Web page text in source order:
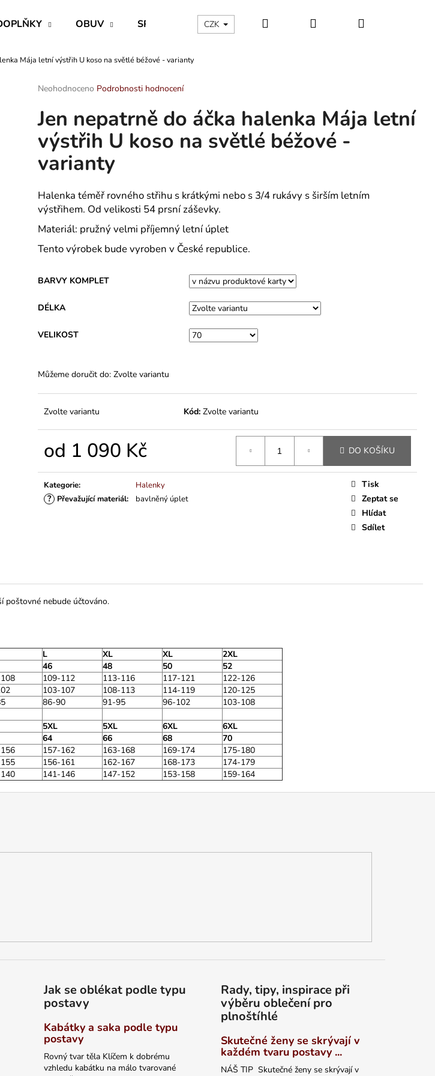
OBUV SPECIÁLNÍ KATEGORIE Kontakty - máte nějaký dotaz?
CZK Hledat PřihlášeníNákupní
Mája letní výstřih U koso na světlé béžové - varianty
Průměrné
produktu
je
z
hvězdiček.
Neohodnoceno Podrobnosti hodnocení
Jen nepatrně do áčka halenka Mája letní
výstřih U koso na světlé béžové -
varianty
Halenka téměř rovného střihu s krátkými nebo s 3/4 rukávy s širším letním
výstřihem. Od velikosti 54 prsní záševky.
Materiál: pružný velmi příjemný letní úplet
Tento výrobek bude vyroben v České republice.
BARVY KOMPLET
DÉLKA
VELIKOST
Můžeme doručit do: Zvolte variantu
Zvolte variantu Kód: Zvolte variantu
od 1 090 Kč DO KOŠÍKU
Kategorie: Halenky
? Převažující materiál: bavlněný úplet
Tisk
Zeptat se
Hlídat
Sdílet
poštovné nebude účtováno.
L XL XL
2XL
46 48 50
52
109-112 113-116 117-121
122-126
103-107 108-113 114-119
120-125
86-90 91-95 96-102 103-108
5XL 5XL 6XL
6XL
64 66 68
70
157-162 163-168 169-174
175-180
156-161 162-167 168-173
174-179
141-146 147-152 153-158 159-164
najít?
HLEDAT
-
591 Kč
Jak se oblékat podle typu
postavy
Kabátky a saka podle typu
postavy
Rovný tvar těla Klíčem k dobrému
vzhledu kabátku na málo tvarované
Rady, tipy, inspirace při
výběru oblečení pro
plnoštíhlé
Skutečné ženy se skrývají v
každém tvaru postavy ...
NÁŠ TIP Skutečné ženy se skrývají v